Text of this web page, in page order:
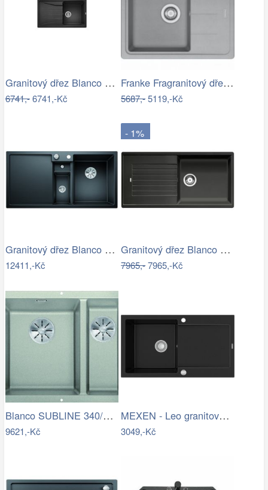
Granitový dřez Blanco SONA 45 S…
6741,-6741,-Kč
Franke Fragranitový dřez BFG 611-62,…
5687,-5119,-Kč
Granitový dřez Blanco COLLECTIS 6 S…
12411,-Kč
- 1%
Granitový dřez Blanco ZIA XL 6 S…
7965,-7965,-Kč
Blanco SUBLINE 340/160 U InFino…
9621,-Kč
MEXEN - Leo granitový dřez 1 s…
3049,-Kč